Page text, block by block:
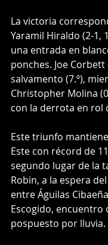
La victoria
Yaramil Hiraldo (2-1,
una entrada en
ponches. Joe
salvamento (7.º),
Christopher Molina
con la derrota en rol
Este triunfo
Este con récord de
segundo lugar de la
Robin, a la espera
entre Águilas
Escogido, encuentro
pospuesto por lluvia.